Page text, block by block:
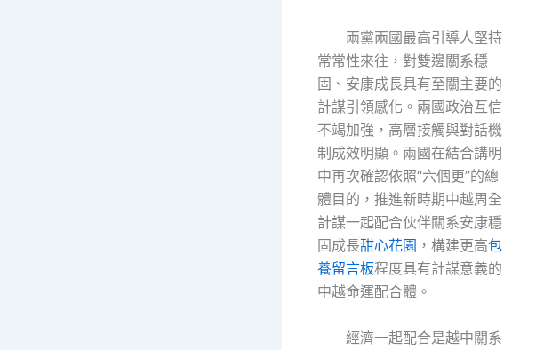
兩黨兩國最高引導人堅持
常常性來往，對雙邊關系穩
固、安康成長具有至關主要的
計謀引領感化。兩國政治互信
不竭加強，高層接觸與對話機
制成效明顯。兩國在結合講明
中再次確認依照“六個更”的總
體目的，推進新時期中越周全
計謀一起配合伙伴關系安康穩
固成長甜心花園 ，構建更高包
養留言板程度具有計謀意義的
中越命運配合體。
經濟一起配合是越中關系